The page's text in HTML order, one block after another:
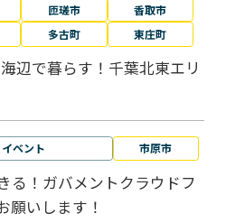
匝瑳市
香取市
多古町 東庄町
辺で暮らす！千葉北東エリ
イベント 市原市
る！ガバメントクラウドフ
願いします！